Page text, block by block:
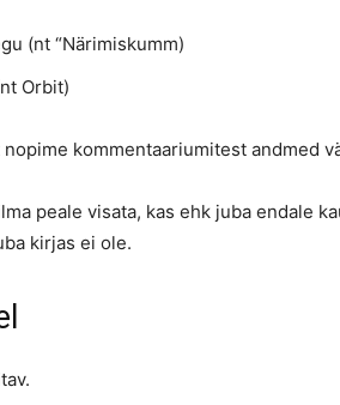
(nt “Närimiskumm)
Orbit)
nopime kommentaariumitest andmed
peale visata, kas ehk juba endale
kirjas ei ole.